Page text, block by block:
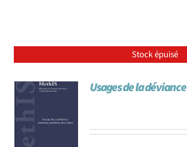
Stock épuisé
Usages de la déviance